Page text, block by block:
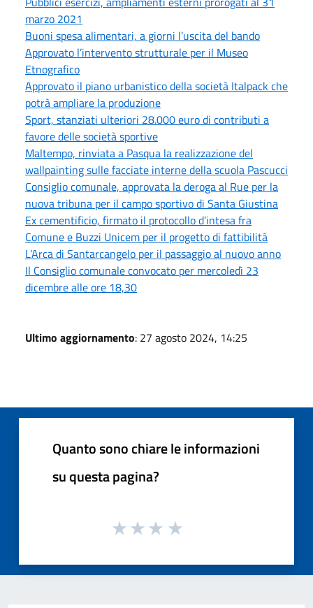
marzo 2021
Buoni spesa alimentari, a giorni l’uscita del bando
Approvato l’intervento strutturale per il Museo
Etnografico
Approvato il piano urbanistico della società Italpack che
potrà ampliare la produzione
Sport, stanziati ulteriori 28.000 euro di contributi a
favore delle società sportive
Maltempo, rinviata a Pasqua la realizzazione del
wallpainting sulle facciate interne della scuola Pascucci
Consiglio comunale, approvata la deroga al Rue per la
nuova tribuna per il campo sportivo di Santa Giustina
Ex cementificio, firmato il protocollo d’intesa fra
Comune e Buzzi Unicem per il progetto di fattibilità
L’Arca di Santarcangelo per il passaggio al nuovo anno
Il Consiglio comunale convocato per mercoledì 23
dicembre alle ore 18,30
Ultimo aggiornamento: 27 agosto 2024, 14:25
Quanto sono chiare le informazioni
su questa pagina?